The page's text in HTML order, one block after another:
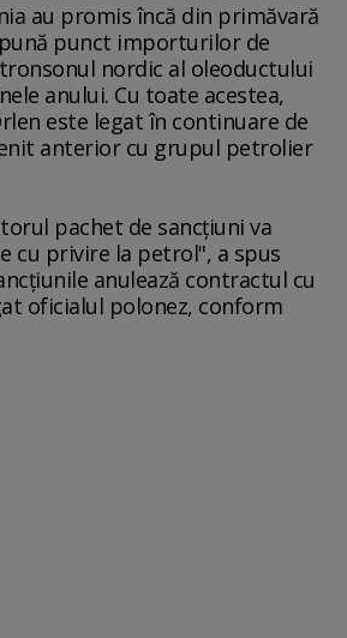
au promis încă din primăvară
punct importurilor de
nordic al oleoductului
anului. Cu toate acestea,
este legat în continuare de
anterior cu grupul petrolier
pachet de sancţiuni va
cu privire la petrol", a spus
anulează contractul cu
oficialul polonez, conform